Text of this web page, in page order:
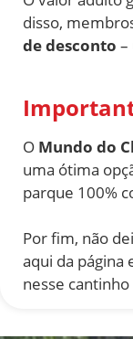
disso,
de desconto –
O Mundo do
uma ótima
parque 100%
Por fim, não
aqui da página
nesse